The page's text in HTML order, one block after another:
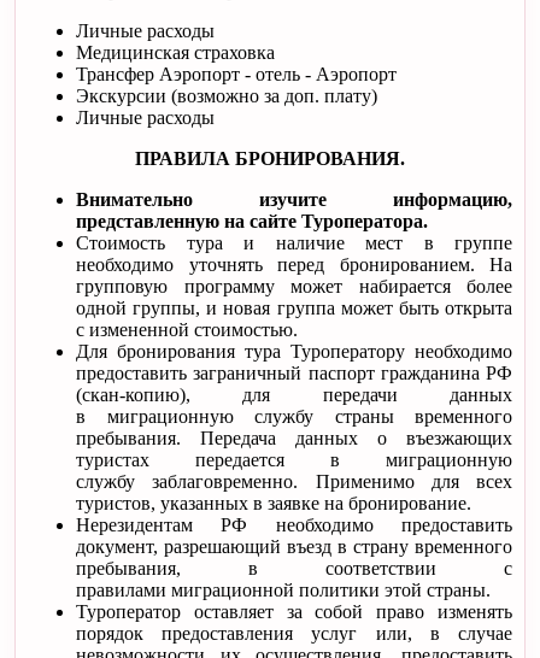
Личные расходы
Медицинская страховка
Трансфер Аэропорт - отель - Аэропорт
Экскурсии (возможно за доп. плату)
Личные расходы
ПРАВИЛА БРОНИРОВАНИЯ.
Внимательно изучите информацию,
представленную на сайте Туроператора.
Стоимость тура и наличие мест в группе
необходимо уточнять перед бронированием. На
групповую программу может набирается более
одной группы, и новая группа может быть открыта
с измененной стоимостью.
Для бронирования тура Туроператору необходимо
предоставить заграничный паспорт гражданина РФ
(скан-копию), для передачи данных
в миграционную службу страны временного
пребывания. Передача данных о въезжающих
туристах передается в миграционную
службу заблаговременно. Применимо для всех
туристов, указанных в заявке на бронирование.
Нерезидентам РФ необходимо предоставить
документ, разрешающий въезд в страну временного
пребывания, в соответствии с
правилами миграционной политики этой страны.
Туроператор оставляет за собой право изменять
порядок предоставления услуг или, в случае